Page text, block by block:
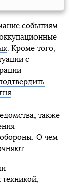
событиям
. Кроме того,
с
.
также
обороны. О чем